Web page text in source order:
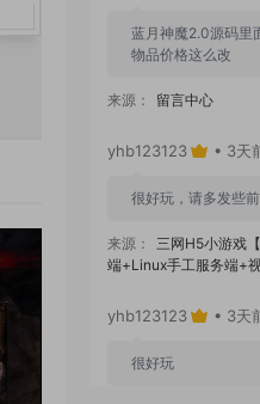
蓝月神魔2.0源码里
物品价格这么改
来源： 留言中心
yhb123123 • 3天
很好玩，请多发些
来源：
三网H5小游戏
端+Linux手工服务端+
yhb123123 • 3天
很好玩